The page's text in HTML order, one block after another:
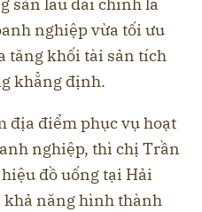
sản lâu dài chính là
nghiệp vừa tối ưu
tăng khối tài sản tích
khẳng định.
địa điểm phục vụ hoạt
nghiệp, thì chị Trần
đồ uống tại Hải
khả năng hình thành